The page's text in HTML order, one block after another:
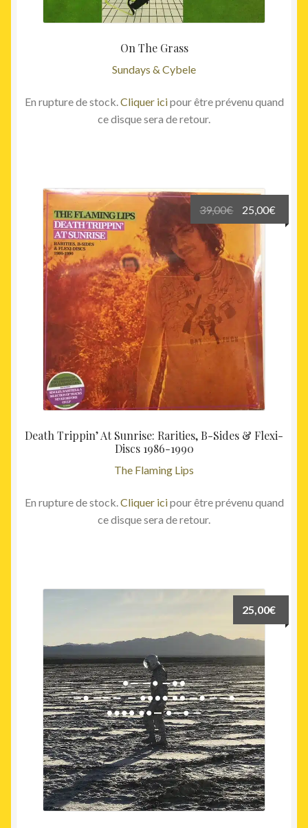
On The Grass
Sundays & Cybele
En rupture de stock.Cliquer icipour être prévenu quand
ce disque sera de retour.
Death Trippin’ At Sunrise: Rarities, B-Sides & Flexi-
Discs 1986-1990
The Flaming Lips
39,00€
Le
prix
était :
39,00€.
25,00€
prix
En rupture de stock.Cliquer icipour être prévenu quand
ce disque sera de retour.
25,00€